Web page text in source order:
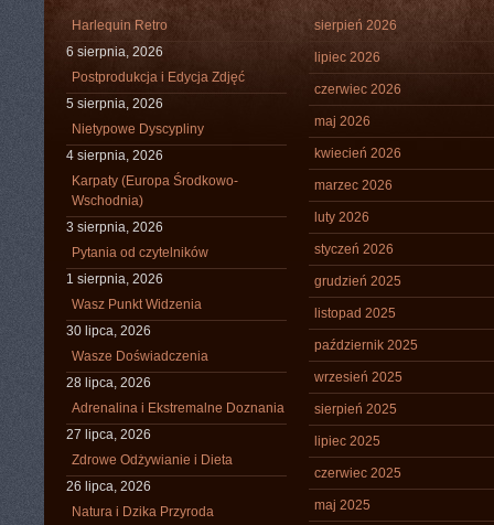
Harlequin Retro
6 sierpnia, 2026
Postprodukcja i Edycja Zdjęć
5 sierpnia, 2026
Nietypowe Dyscypliny
4 sierpnia, 2026
Karpaty (Europa Środkowo-
Wschodnia)
3 sierpnia, 2026
Pytania od czytelników
1 sierpnia, 2026
Wasz Punkt Widzenia
30 lipca, 2026
Wasze Doświadczenia
28 lipca, 2026
Adrenalina i Ekstremalne Doznania
27 lipca, 2026
Zdrowe Odżywianie i Dieta
26 lipca, 2026
Natura i Dzika Przyroda
sierpień 2026
lipiec 2026
czerwiec 2026
maj 2026
kwiecień 2026
marzec 2026
luty 2026
styczeń 2026
grudzień 2025
listopad 2025
październik 2025
wrzesień 2025
sierpień 2025
lipiec 2025
czerwiec 2025
maj 2025